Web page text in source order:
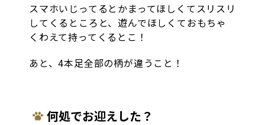
スマホいじってるとかまってほしくてスリスリ
してくるところと、遊んでほしくておもちゃ
くわえて持ってくるとこ！
あと、4本足全部の柄が違うこと！
何処でお迎えした？